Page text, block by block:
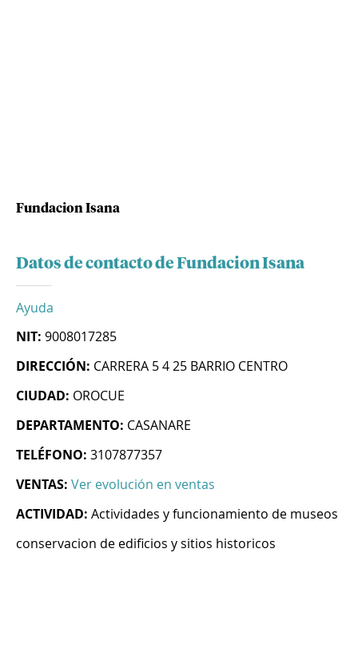
Fundacion Isana
Datos de contacto de Fundacion Isana
Ayuda
NIT: 9008017285
DIRECCIÓN: CARRERA 5 4 25 BARRIO CENTRO
CIUDAD: OROCUE
DEPARTAMENTO: CASANARE
TELÉFONO: 3107877357
VENTAS: Ver evolución en ventas
ACTIVIDAD: Actividades y funcionamiento de museos
conservacion de edificios y sitios historicos